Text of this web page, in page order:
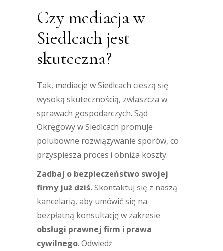
Czy mediacja w
Siedlcach jest
skuteczna?
Tak, mediacje w Siedlcach cieszą się
wysoką skutecznością, zwłaszcza w
sprawach gospodarczych. Sąd
Okręgowy w Siedlcach promuje
polubowne rozwiązywanie sporów, co
przyspiesza proces i obniża koszty.
Zadbaj o bezpieczeństwo swojej
firmy już dziś.Skontaktuj się z naszą
kancelarią, aby umówić się na
bezpłatną konsultację w zakresie
obsługi prawnej firm i prawa
cywilnego. Odwiedź